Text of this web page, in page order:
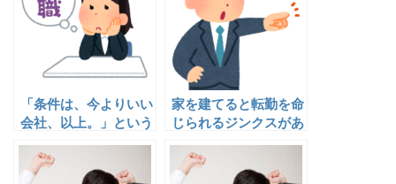
「条件は、今よりいい
会社、以上。」という
の現実
家を建てると転勤を命
じられるジンクスがあ